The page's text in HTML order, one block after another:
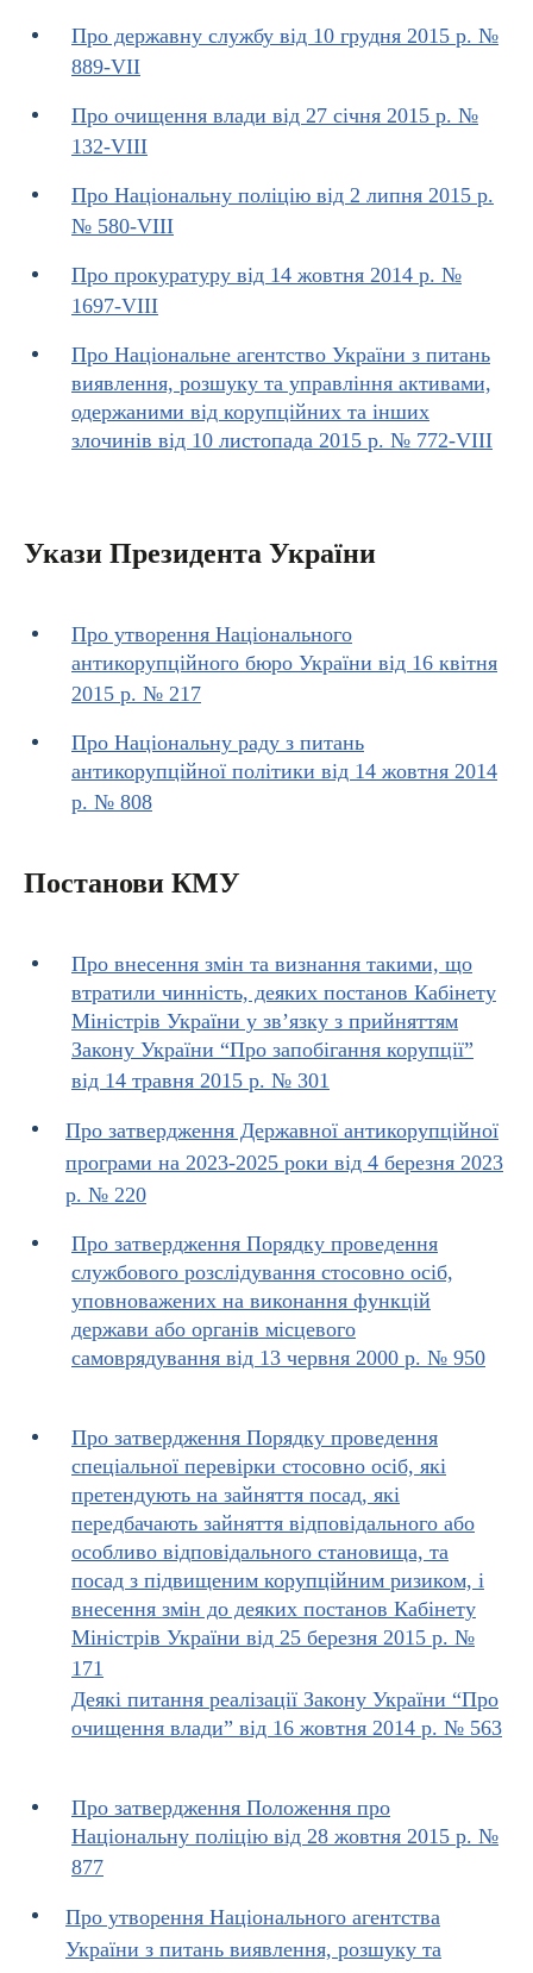
Про державну службу від 10 грудня 2015 р. №
889-VII
Про очищення влади від 27 січня 2015 р. №
132-VIIІ
Про Національну поліцію від 2 липня 2015 р.
№ 580-VIII
Про прокуратуру від 14 жовтня 2014 р. №
1697-VIII
Про Національне агентство України з питань
виявлення, розшуку та управління активами,
одержаними від корупційних та інших
злочинів від 10 листопада 2015 р. № 772-VIII
Укази Президента України
Про утворення Національного
антикорупційного бюро України від 16 квітня
2015 р. № 217
Про Національну раду з питань
антикорупційної політики від 14 жовтня 2014
р. № 808
Постанови КМУ
Про внесення змін та визнання такими, що
втратили чинність, деяких постанов Кабінету
Міністрів України у зв’язку з прийняттям
Закону України “Про запобігання корупції”
від 14 травня 2015 р. № 301
Про затвердження Державної антикорупційної
програми на 2023-2025 роки від 4 березня 2023
р. № 220
Про затвердження Порядку проведення
службового розслідування стосовно осіб,
уповноважених на виконання функцій
держави або органів місцевого
самоврядування від 13 червня 2000 р. № 950
Про затвердження Порядку проведення
спеціальної перевірки стосовно осіб, які
претендують на зайняття посад, які
передбачають зайняття відповідального або
особливо відповідального становища, та
посад з підвищеним корупційним ризиком, і
внесення змін до деяких постанов Кабінету
Міністрів України від 25 березня 2015 р. №
171
Деякі питання реалізації Закону України “Про
очищення влади” від 16 жовтня 2014 р. № 563
Про затвердження Положення про
Національну поліцію від 28 жовтня 2015 р. №
877
Про утворення Національного агентства
України з питань виявлення, розшуку та